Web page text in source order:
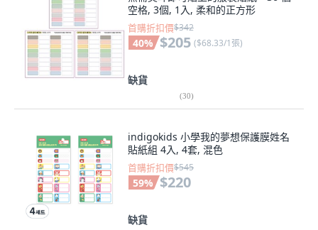
空格, 3個, 1入, 柔和的正方形
首購折扣價$342
40% $205 ($68.33/1張)
缺貨
(30)
indigokids 小學我的夢想保護膜姓名
貼紙組 4入, 4套, 混色
首購折扣價$545
59% $220
缺貨